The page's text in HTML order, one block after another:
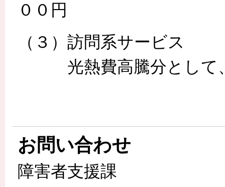
００円
（３）訪問系サービス
光熱費高騰分として、
お問い合わせ
障害者支援課